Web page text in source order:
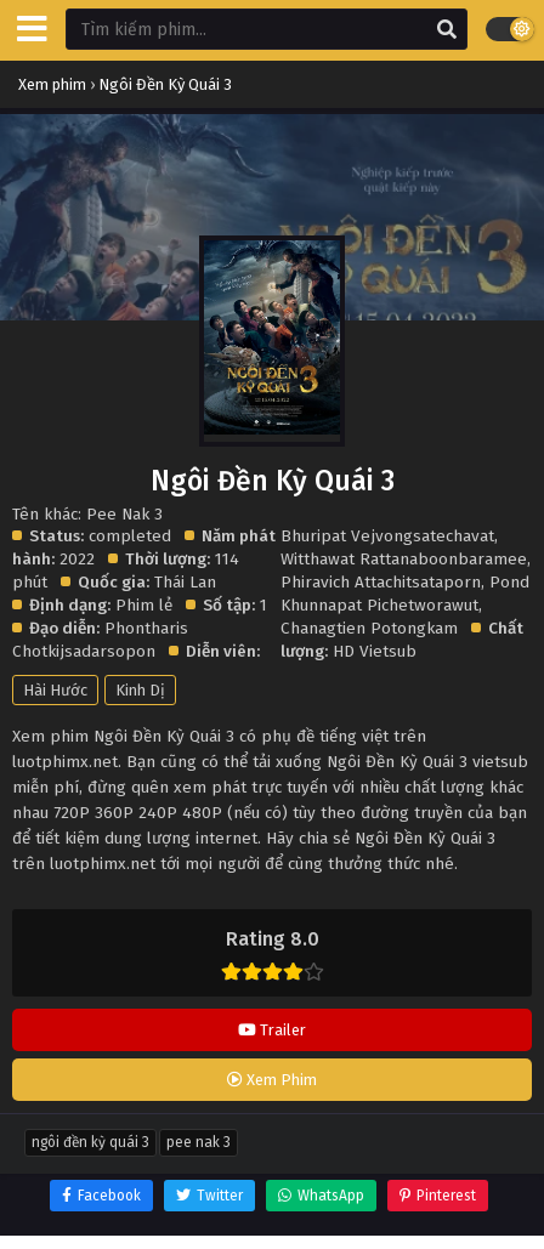
Xem phim › Ngôi Đền Kỳ Quái 3
Rating 8.0
Trailer
Xem Phim
Ngôi Đền Kỳ Quái 3
Tên khác: Pee Nak 3
Status: completed
Năm phát
hành: 2022 Thời lượng: 114
phút
Quốc gia: Thái Lan
Định dạng: Phim lẻ Số tập: 1
Đạo diễn: Phontharis
Chotkijsadarsopon
Diễn viên:
Bhuripat Vejvongsatechavat,
Witthawat Rattanaboonbaramee,
Phiravich Attachitsataporn, Pond
Khunnapat Pichetworawut,
Chanagtien Potongkam
Chất
lượng: HD Vietsub
Hài Hước Kinh Dị
Xem phim Ngôi Đền Kỳ Quái 3 có phụ đề tiếng việt trên
luotphimx.net. Bạn cũng có thể tải xuống Ngôi Đền Kỳ Quái 3 vietsub
miễn phí, đừng quên xem phát trực tuyến với nhiều chất lượng khác
nhau 720P 360P 240P 480P (nếu có) tùy theo đường truyền của bạn
để tiết kiệm dung lượng internet. Hãy chia sẻ Ngôi Đền Kỳ Quái 3
trên luotphimx.net tới mọi người để cùng thưởng thức nhé.
ngôi đền kỳ quái 3 pee nak 3
Facebook Twitter WhatsApp Pinterest